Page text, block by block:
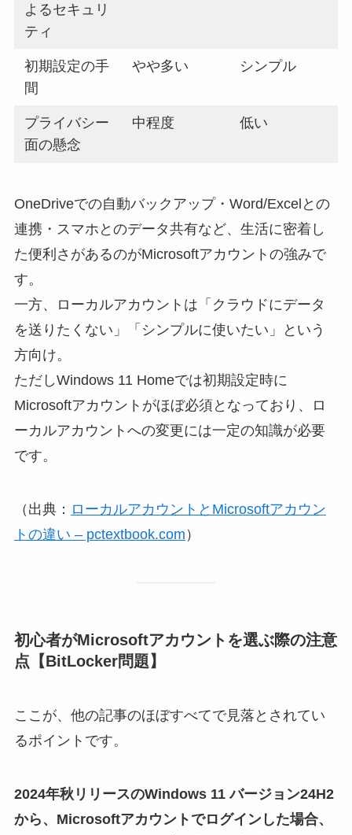
よるセキュリ
ティ
初期設定の手
間
やや多い シンプル
プライバシー
面の懸念
中程度 低い
OneDriveでの自動バックアップ・Word/Excelとの
連携・スマホとのデータ共有など、生活に密着し
た便利さがあるのがMicrosoftアカウントの強みで
す。
一方、ローカルアカウントは「クラウドにデータ
を送りたくない」「シンプルに使いたい」という
方向け。
ただしWindows 11 Homeでは初期設定時に
Microsoftアカウントがほぼ必須となっており、ロ
ーカルアカウントへの変更には一定の知識が必要
です。
（出典： ローカルアカウントとMicrosoftアカウン
トの違い – pctextbook.com ）
初心者がMicrosoftアカウントを選ぶ際の注意
点【BitLocker問題】
ここが、他の記事のほぼすべてで見落とされてい
るポイントです。
2024年秋リリースのWindows 11 バージョン24H2
から、Microsoftアカウントでログインした場合、